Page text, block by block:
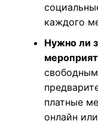
каждого
Нужно ли
платные
онлайн